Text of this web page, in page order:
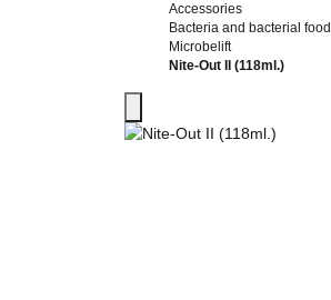
Accessories
Bacteria and bacterial food
Microbelift
Nite-Out II (118ml.)